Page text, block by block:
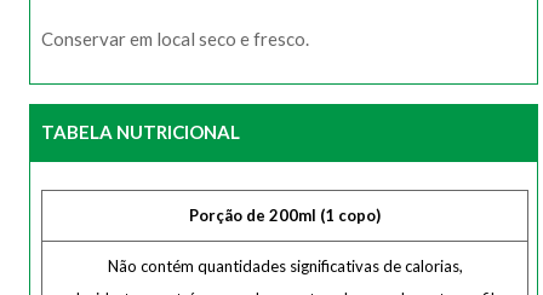
Conservar em local seco e fresco.
TABELA NUTRICIONAL
Porção de 200ml (1 copo)
Não contém quantidades significativas de calorias,